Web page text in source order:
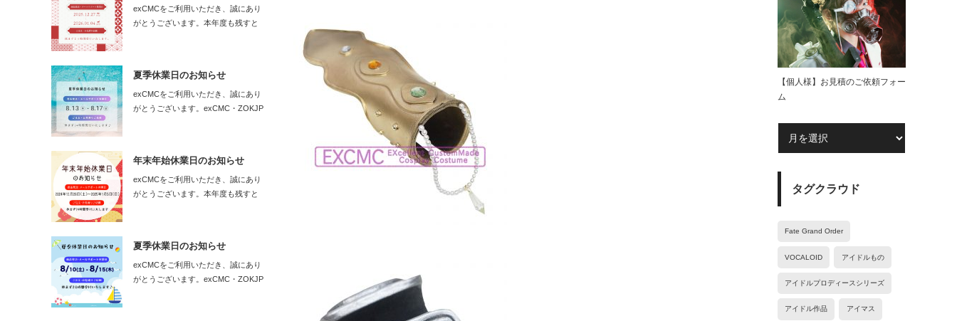
exCMCをご利用いただき、誠にあり
がとうございます。本年度も残すと
夏季休業日のお知らせ
exCMCをご利用いただき、誠にあり
がとうございます。exCMC・ZOKJP
年末年始休業日のお知らせ
exCMCをご利用いただき、誠にあり
がとうございます。本年度も残すと
夏季休業日のお知らせ
exCMCをご利用いただき、誠にあり
がとうございます。exCMC・ZOKJP
【個人様】お見積のご依頼フォー
ム
タグクラウド
Fate Grand Order
VOCALOID アイドルもの
アイドルプロディースシリーズ
アイドル作品 アイマス